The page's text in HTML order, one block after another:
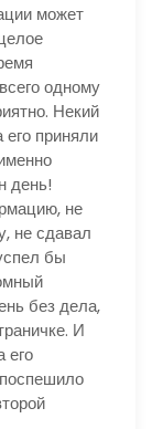
может
одному
Некий
приняли
день!
не
не сдавал
бы
без дела,
И
его